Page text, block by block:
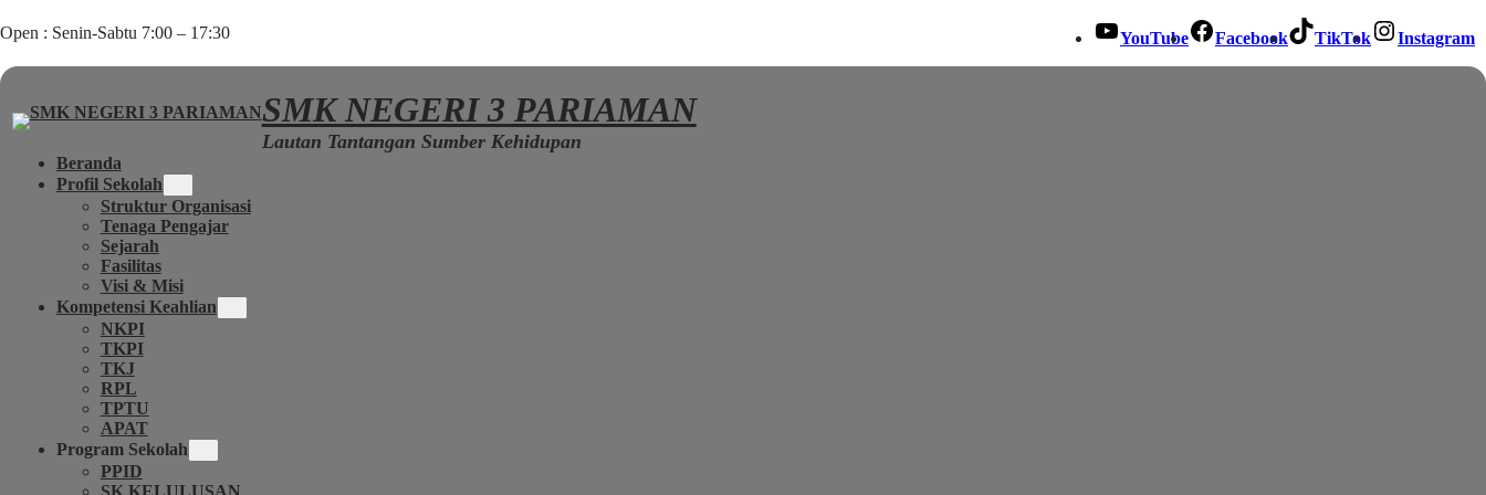
Open : Senin-Sabtu 7:00 – 17:30 YouTube Facebook TikTok Instagram
SMK NEGERI 3 PARIAMAN
Lautan Tantangan Sumber Kehidupan
Beranda
Profil Sekolah
Struktur Organisasi
Tenaga Pengajar
Sejarah
Fasilitas
Visi & Misi
Kompetensi Keahlian
NKPI
TKPI
TKJ
RPL
TPTU
APAT
Program Sekolah
PPID